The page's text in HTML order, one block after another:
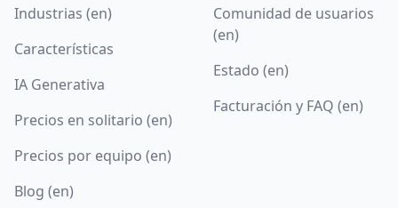
Industrias (en)
Características
IA Generativa
Precios en solitario (en)
Precios por equipo (en)
Blog (en)
Comunidad de usuarios
(en)
Estado (en)
Facturación y FAQ (en)